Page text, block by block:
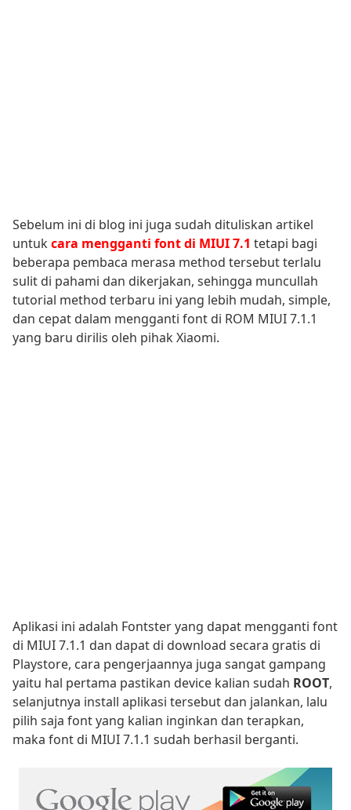
Sebelum ini di blog ini juga sudah dituliskan artikel
untukcara mengganti font di MIUI 7.1 tetapi bagi
beberapa pembaca merasa method tersebut terlalu
sulit di pahami dan dikerjakan, sehingga muncullah
tutorial method terbaru ini yang lebih mudah, simple,
dan cepat dalam mengganti font di ROM MIUI 7.1.1
yang baru dirilis oleh pihak Xiaomi.
Aplikasi ini adalah Fontster yang dapat mengganti font
di MIUI 7.1.1 dan dapat di download secara gratis di
Playstore, cara pengerjaannya juga sangat gampang
yaitu hal pertama pastikan device kalian sudah ROOT,
selanjutnya install aplikasi tersebut dan jalankan, lalu
pilih saja font yang kalian inginkan dan terapkan,
maka font di MIUI 7.1.1 sudah berhasil berganti.